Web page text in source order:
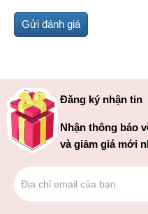
Đăng ký nhận tin
Nhận thông báo
và giảm giá mới